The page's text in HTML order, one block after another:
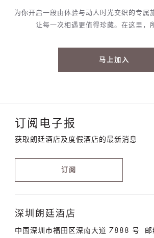
为你开启一段由体验与动人时光交织的专属
让每一次相遇更值得珍藏。在这里，
马上加入
订阅电子报
获取朗廷酒店及度假酒店的最新消息
订阅
深圳朗廷酒店
中国深圳市福田区深南大道 7888 号